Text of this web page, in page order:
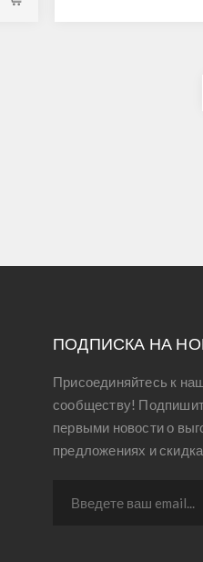
ПОДПИСКА НА
Присоединяйтесь к
сообществу!
первыми новости о
предложениях и